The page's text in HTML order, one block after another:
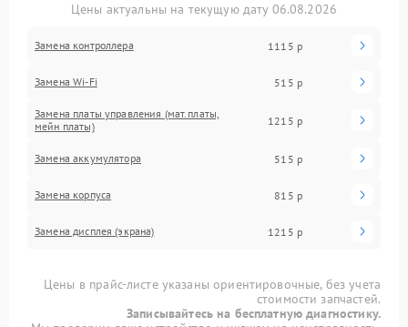
Цены актуальны на текущую дату 06.08.2026
Замена контроллера 1115 р
Замена Wi-Fi 515 р
Замена платы управления (мат.платы,
мейн платы)
1215 р
Замена аккумулятора 515 р
Замена корпуса 815 р
Замена дисплея (экрана) 1215 р
Цены в прайс-листе указаны ориентировочные, без учета
стоимости запчастей.
Записывайтесь на бесплатную диагностику.